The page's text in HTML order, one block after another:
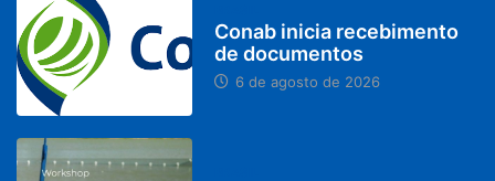
Conab inicia recebimento
de documentos
6 de agosto de 2026